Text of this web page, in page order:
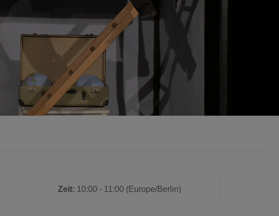
Zeit: 10:00 - 11:00 (Europe/Berlin)